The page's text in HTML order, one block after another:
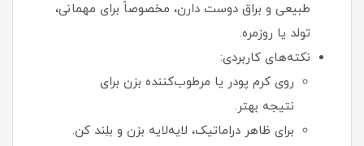
طبیعی و براق دوست دارن، مخصوصاً برای مهمانی،
تولد یا روزمره.
نکته‌های کاربردی:
روی کرم پودر یا مرطوب‌کننده بزن برای
نتیجه بهتر.
برای ظاهر دراماتیک، لایه‌لایه بزن و بلِند کن.